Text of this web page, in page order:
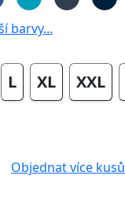
barvy...
L XL XXL
Objednat více kusů